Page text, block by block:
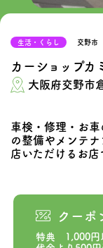
生活・くらし 交野市
カーショップカ
大阪府交野市
車検・修理・お
の整備やメンテ
店いただけるお店
クーポ
特典 1,000円